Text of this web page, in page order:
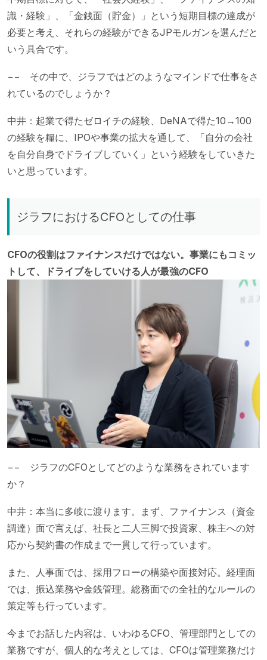
識・経験」、「金銭面（貯金）」という短期目標の達成が
必要と考え、それらの経験ができるJPモルガンを選んだと
いう具合です。
−− その中で、ジラフではどのようなマインドで仕事をさ
れているのでしょうか？
中井：起業で得たゼロイチの経験、DeNAで得た10→100
の経験を糧に、IPOや事業の拡大を通して、「自分の会社
を自分自身でドライブしていく」という経験をしていきた
いと思っています。
ジラフにおけるCFOとしての仕事
CFOの役割はファイナンスだけではない。事業にもコミッ
トして、ドライブをしていける人が最強のCFO
−− ジラフのCFOとしてどのような業務をされています
か？
中井：本当に多岐に渡ります。まず、ファイナンス（資金
調達）面で言えば、社長と二人三脚で投資家、株主への対
応から契約書の作成まで一貫して行っています。
また、人事面では、採用フローの構築や面接対応。経理面
では、振込業務や金銭管理。総務面での全社的なルールの
策定等も行っています。
今までお話した内容は、いわゆるCFO、管理部門としての
業務ですが、個人的な考えとしては、CFOは管理業務だけ